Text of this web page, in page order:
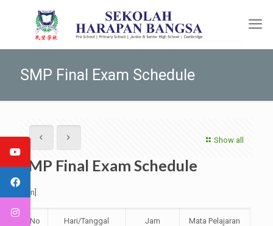
SMP Final Exam Schedule
Show all
SMP Final Exam Schedule
[:en]
No Hari/Tanggal Jam Mata Pelajaran